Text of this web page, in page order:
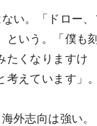
い。「ドロー、
という。「僕も
たくなりますけ
えています」。
外志向は強い。